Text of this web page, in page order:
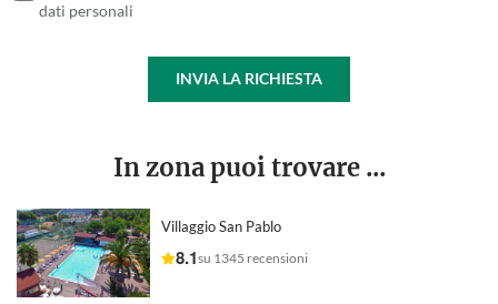
dati personali
INVIA LA RICHIESTA
In zona puoi trovare ...
Villaggio San Pablo
8.1su 1345 recensioni